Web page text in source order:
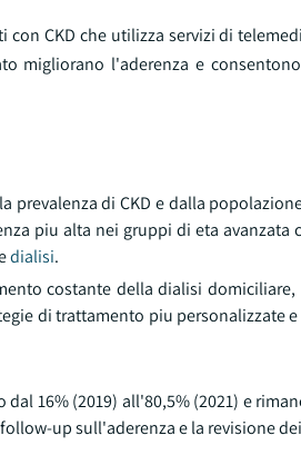
CKD che utilizza servizi di
migliorano l'aderenza e
di CKD e dalla
piu alta nei gruppi di eta avanzata
dialisi.
costante della dialisi
di trattamento piu personalizzate
16% (2019) all'80,5% (2021) e
up sull'aderenza e la revisione